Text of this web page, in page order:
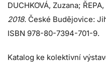
DUCHKOVÁ, Zuzana;
2018. České Budějovice:
ISBN 978-80-7394-701-9.
Katalog ke kolektivní